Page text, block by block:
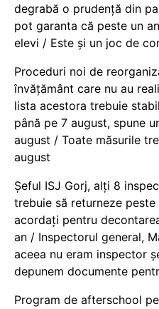
degrabă o prudență din
pot garanta că peste un
elevi / Este și un joc de
Proceduri noi de
învățământ care nu au
lista acestora trebuie
până pe 7 august, spune
august / Toate măsurile
august
Șeful ISJ Gorj, alți 8
trebuie să returneze
acordați pentru
an / Inspectorul general,
aceea nu eram inspector
depunem documente
Program de afterschool